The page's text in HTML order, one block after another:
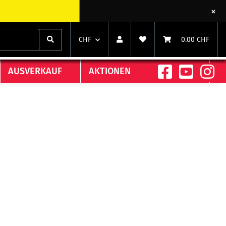
CHF 0.00 CHF
AUSVERKAUF AKTIONEN